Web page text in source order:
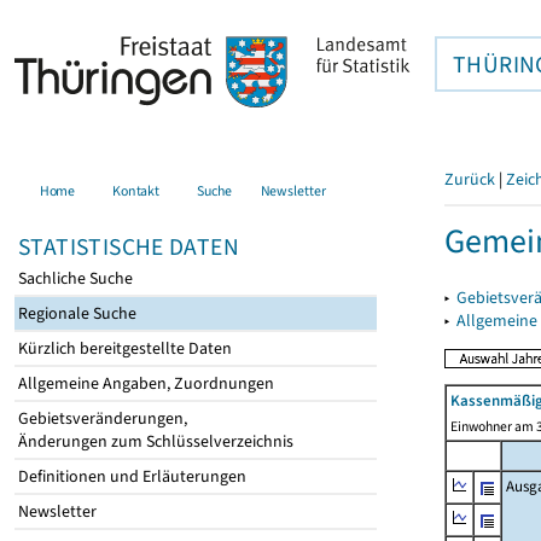
Home Kontakt Suche Newsletter
STATISTISCHE DATEN
Sachliche Suche
Regionale Suche
Kürzlich bereitgestellte Daten
Allgemeine Angaben, Zuordnungen
Gebietsveränderungen,
Änderungen zum Schlüsselverzeichnis
Definitionen und Erläuterungen
Newsletter
Zurück |
▸
▸
Einwohner am